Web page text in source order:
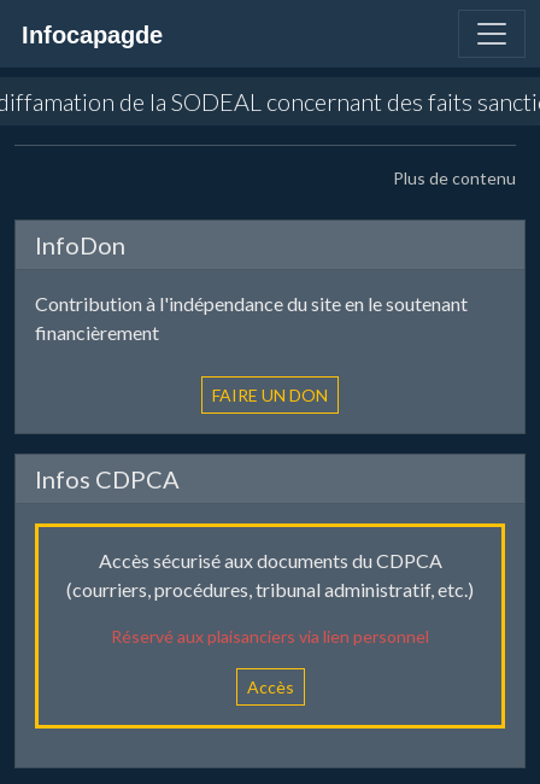
Infocapagde
de la SODEAL concernant des faits
Plus de contenu
InfoDon
Contribution à l'indépendance du site en le soutenant
financièrement
Infos CDPCA
Accès sécurisé aux documents du CDPCA
(courriers, procédures, tribunal administratif, etc.)
Réservé aux plaisanciers via lien personnel
Accès